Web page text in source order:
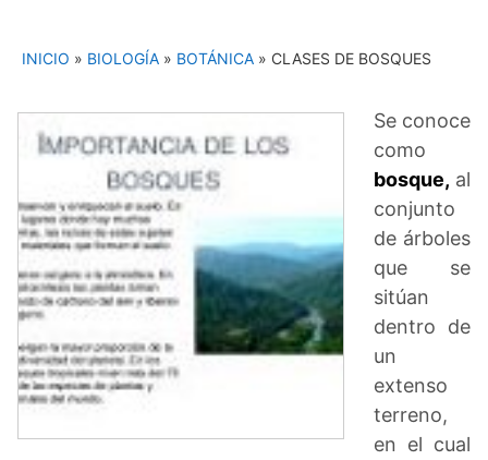
INICIO » BIOLOGÍA » BOTÁNICA » CLASES DE BOSQUES
Se conoce
como
bosque, al
conjunto
de árboles
que se
sitúan
dentro de
un
extenso
terreno,
en el cual